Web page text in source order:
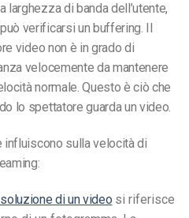
larghezza di banda dell’utente,
verificarsi un buffering. Il
video non è in grado di
velocemente da mantenere
normale. Questo è ciò che
lo spettatore guarda un video.
influiscono sulla velocità di
di un video si riferisce